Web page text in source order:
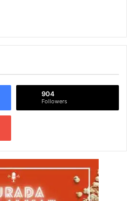
904
Followers